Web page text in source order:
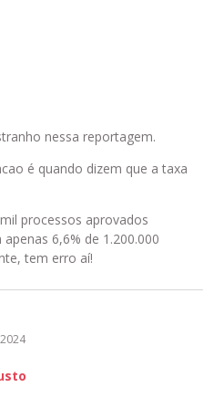
nessa reportagem.
é quando dizem que a taxa
processos aprovados
6,6% de 1.200.000
tem erro aí!